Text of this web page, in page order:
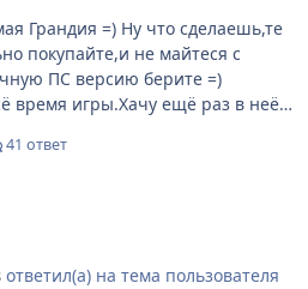
Грандия =) Ну что сделаешь,те
покупайте,и не майтеся с
ПС версию берите =)
время игры.Хачу ещё раз в неё
41 ответ
ответил(а) на тема пользователя